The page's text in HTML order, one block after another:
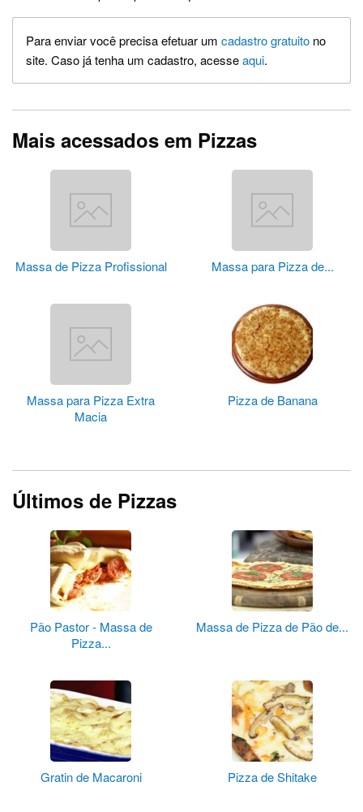
Para enviar você precisa efetuar um cadastro gratuito no
site. Caso já tenha um cadastro, acesseaqui.
Mais acessados em Pizzas
Massa de Pizza Profissional Massa para Pizza de...
Massa para Pizza Extra
Macia
Pizza de Banana
Últimos de Pizzas
Pão Pastor - Massa de
Pizza...
Massa de Pizza de Pão de...
Gratin de Macaroni Pizza de Shitake